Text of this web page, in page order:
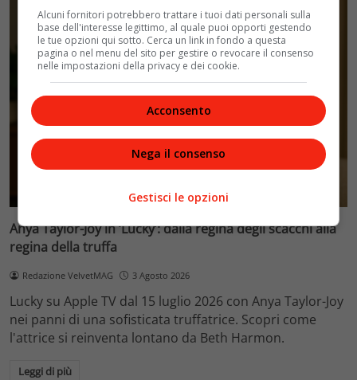
Anya Taylor-Joy in ‘Lucky’: dalla regina degli scacchi alla
regina della truffa
Redazione VelvetMAG 3 Agosto 2026
Lucky su Apple TV dal 15 luglio 2026 con Anya Taylor-Joy
nei panni di una sofisticata truffatrice. Scopri come
l'attrice si reinventa lontano da Beth Harmon.
Leggi di più
Alcuni fornitori potrebbero trattare i tuoi dati personali sulla
base dell'interesse legittimo, al quale puoi opporti gestendo
le tue opzioni qui sotto. Cerca un link in fondo a questa
pagina o nel menu del sito per gestire o revocare il consenso
nelle impostazioni della privacy e dei cookie.
Acconsento
Nega il consenso
Gestisci le opzioni